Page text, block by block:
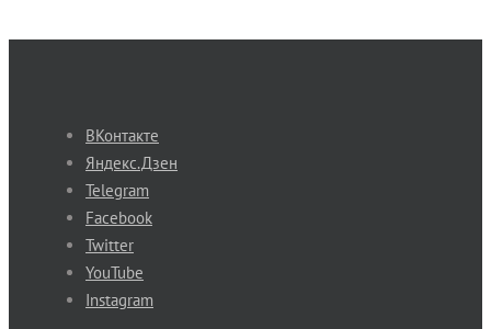
ВКонтакте
Яндекс.Дзен
Telegram
Facebook
Twitter
YouTube
Instagram